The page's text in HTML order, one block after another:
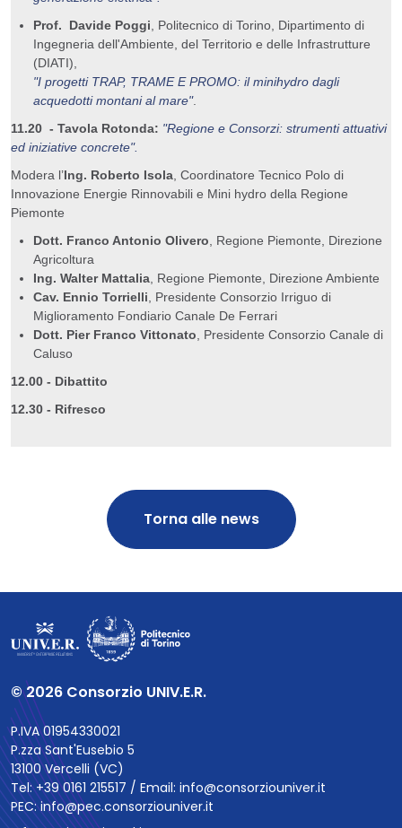
Prof. Davide Poggi , Politecnico di Torino, Dipartimento di
Ingegneria dell'Ambiente, del Territorio e delle Infrastrutture
(DIATI),
"I progetti TRAP, TRAME E PROMO: il minihydro dagli
acquedotti montani al mare".
11.20 - Tavola Rotonda: "Regione e Consorzi: strumenti attuativi
ed iniziative concrete".
Modera l’Ing. Roberto Isola , Coordinatore Tecnico Polo di
Innovazione Energie Rinnovabili e Mini hydro della Regione
Piemonte
Dott. Franco Antonio Olivero , Regione Piemonte, Direzione
Agricoltura
Ing. Walter Mattalia , Regione Piemonte, Direzione Ambiente
Cav. Ennio Torrielli , Presidente Consorzio Irriguo di
Miglioramento Fondiario Canale De Ferrari
Dott. Pier Franco Vittonato , Presidente Consorzio Canale di
Caluso
12.00 - Dibattito
12.30 - Rifresco
Torna alle news
© 2026 Consorzio UNIV.E.R.
P.IVA 01954330021
P.zza Sant'Eusebio 5
13100 Vercelli (VC)
Tel: +39 0161 215517 / Email: info@consorziouniver.it
PEC:info@pec.consorziouniver.it